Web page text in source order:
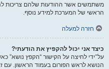
משתמשים אשר ההודעות שלהם צריכות
הראשי של המערכת למידע נוסף.
חזרה למעלה
כיצד אני יכול להקפיץ את הודעתי?
על־ידי לחיצה על הקישור “הקפץ נושא”
הנושא לראש הפורום בעמוד הראשון.